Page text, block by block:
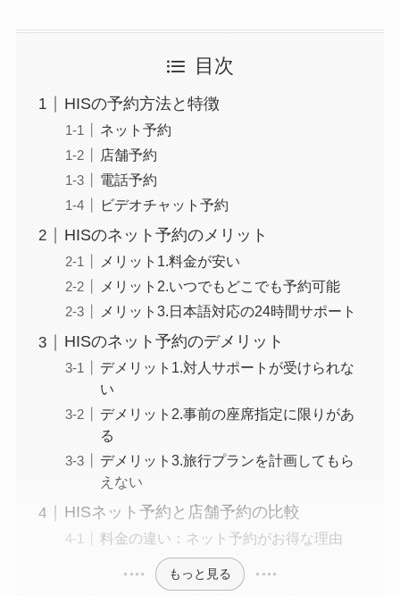
目次
HISの予約方法と特徴
ネット予約
店舗予約
電話予約
ビデオチャット予約
HISのネット予約のメリット
メリット1.料金が安い
メリット2.いつでもどこでも予約可能
メリット3.日本語対応の24時間サポート
HISのネット予約のデメリット
デメリット1.対人サポートが受けられな
い
デメリット2.事前の座席指定に限りがあ
る
デメリット3.旅行プランを計画してもら
えない
HISネット予約と店舗予約の比較
料金の違い：ネット予約がお得な理由
もっと見る